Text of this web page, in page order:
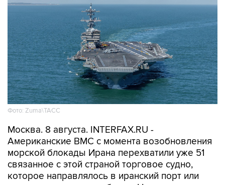
Фото: Zuma\ТАСС
Москва. 8 августа. INTERFAX.RU -
Американские ВМС с момента возобновления
морской блокады Ирана перехватили уже 51
связанное с этой страной торговое судно,
которое направлялось в иранский порт или